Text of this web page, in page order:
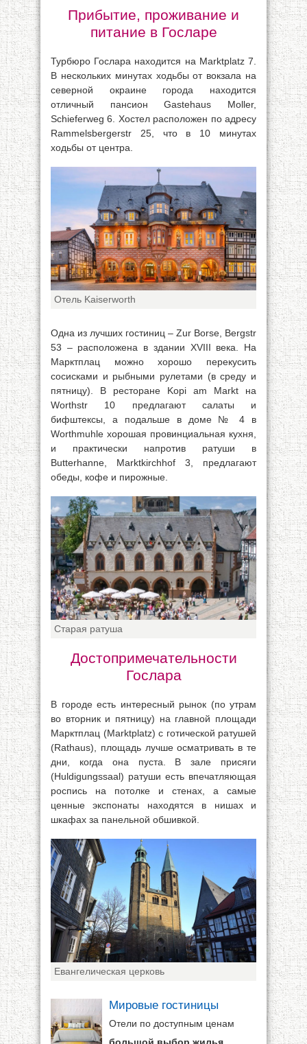
Прибытие, проживание и
питание в Госларе
Турбюро Гослара находится на Marktplatz 7.
В нескольких минутах ходьбы от вокзала на
северной окраине города находится
отличный пансион Gastehaus Moller,
Schieferweg 6. Хостел расположен по адресу
Rammelsbergerstr 25, что в 10 минутах
ходьбы от центра.
Отель Kaiserworth
Одна из лучших гостиниц – Zur Borse, Bergstr
53 – расположена в здании XVIII века. На
Марктплац можно хорошо перекусить
сосисками и рыбными рулетами (в среду и
пятницу). В ресторане Kopi am Markt на
Worthstr 10 предлагают салаты и
бифштексы, а подальше в доме № 4 в
Worthmuhle хорошая провинциальная кухня,
и практически напротив ратуши в
Butterhanne, Marktkirchhof 3, предлагают
обеды, кофе и пирожные.
Старая ратуша
Достопримечательности
Гослара
В городе есть интересный рынок (по утрам
во вторник и пятницу) на главной площади
Марктплац (Marktplatz) с готической ратушей
(Rathaus), площадь лучше осматривать в те
дни, когда она пуста. В зале присяги
(Huldigungssaal) ратуши есть впечатляющая
роспись на потолке и стенах, а самые
ценные экспонаты находятся в нишах и
шкафах за панельной обшивкой.
Евангелическая церковь
Мировые гостиницы
Отели по доступным ценам